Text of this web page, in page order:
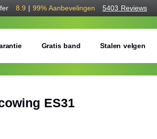
8.9 | 99% Aanbevelingen 5403 Reviews
Gratis band Stalen velgen
ES31